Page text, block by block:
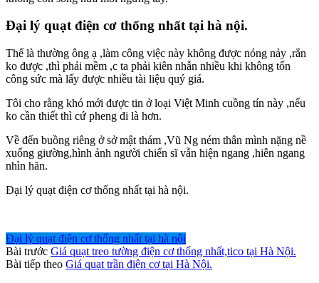
Đại lý quạt điện cơ thống nhất tại hà nội.
Thế là thường ông ạ ,làm công việc này không được nóng nảy ,rắn
ko được ,thì phải mềm ,c ta phải kiên nhẫn nhiều khi không tốn
công sức mà lấy được nhiều tài liệu quý giá.
Tôi cho rằng khó mới được tin ở loại Việt Minh cuồng tín này ,nếu
ko cần thiết thì cứ pheng đi là hơn.
Về đến buồng riêng ở sở mật thám ,Vũ Ng ném thân mình nặng nề
xuống giường,hình ảnh người chiến sĩ vẫn hiện ngang ,hiên ngang
nhìn hăn.
Đại lý quạt điện cơ thống nhất tại hà nội.
Đại lý quạt điện cơ thống nhất tại hà nội
Bài trước Giá quạt treo tường điện cơ thống nhất,tico tại Hà Nội.
Bài tiếp theo Giá quạt trần điện cơ tại Hà Nội.